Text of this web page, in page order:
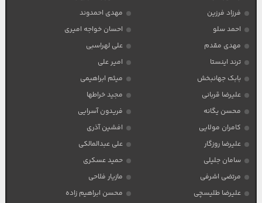
فرزاد فرزین
مهدی احمدوند
احمد سلو
احسان خواجه امیری
مهدی مقدم
علی لهراسبی
ترند اینستا
امیر علی
بابک جهانبخش
میثم ابراهیمی
علیرضا قربانی
مجید خراطها
محسن یگانه
فریدون آسرایی
کامران مولایی
افشین آذری
علیرضا روزگار
علی عبدالمالکی
سامان جلیلی
حمید عسکری
مرتضی اشرفی
مازیار فلاحی
علیرضا طلیسچی
محسن ابراهیم زاده